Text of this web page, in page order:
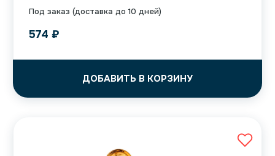
Под заказ (доставка до 10 дней)
574 ₽
ДОБАВИТЬ В КОРЗИНУ